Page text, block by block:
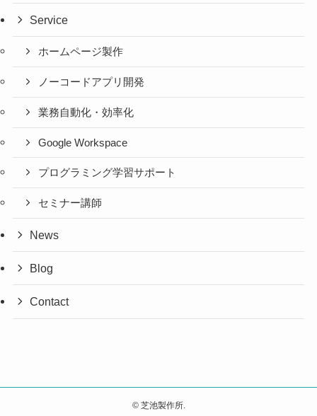
Service
ホームページ製作
ノーコードアプリ開発
業務自動化・効率化
Google Workspace
プログラミング学習サポート
セミナー講師
News
Blog
Contact
©芝池製作所.